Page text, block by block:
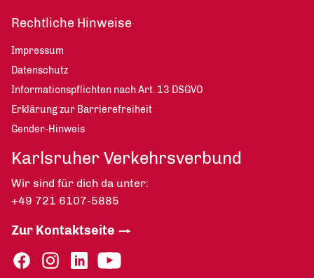
Rechtliche Hinweise
Impressum
Datenschutz
Informationspflichten nach Art. 13 DSGVO
Erklärung zur Barrierefreiheit
Gender-Hinweis
Karlsruher Verkehrsverbund
Wir sind für dich da unter:
+49 721 6107-5885
Zur Kontaktseite